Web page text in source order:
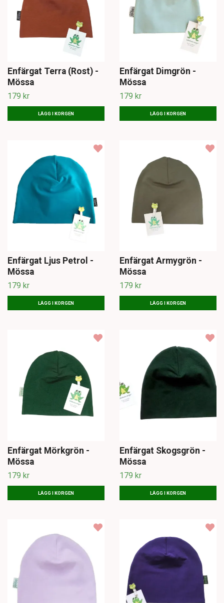
Enfärgat Terra (Rost) -
Mössa
179 kr
LÄGG I KORGEN
Enfärgat Dimgrön -
Mössa
179 kr
LÄGG I KORGEN
Enfärgat Ljus Petrol -
Mössa
179 kr
LÄGG I KORGEN
Enfärgat Armygrön -
Mössa
179 kr
LÄGG I KORGEN
Enfärgat Mörkgrön -
Mössa
179 kr
LÄGG I KORGEN
Enfärgat Skogsgrön -
Mössa
179 kr
LÄGG I KORGEN